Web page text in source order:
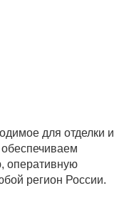
для отделки и
оперативную
регион России.